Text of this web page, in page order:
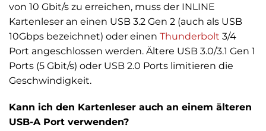
von 10 Gbit/s zu erreichen, muss der INLINE
Kartenleser an einen USB 3.2 Gen 2 (auch als USB
10Gbps bezeichnet) oder einen Thunderbolt 3/4
Port angeschlossen werden. Ältere USB 3.0/3.1 Gen 1
Ports (5 Gbit/s) oder USB 2.0 Ports limitieren die
Geschwindigkeit.
Kann ich den Kartenleser auch an einem älteren
USB-A Port verwenden?